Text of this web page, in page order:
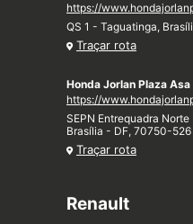
https://
QS 1 - Taguatinga,
Traçar rota
Honda Jorlan Plaza
https://
SEPN Entrequadra
Brasília - DF, 70750-526
Traçar rota
Renault